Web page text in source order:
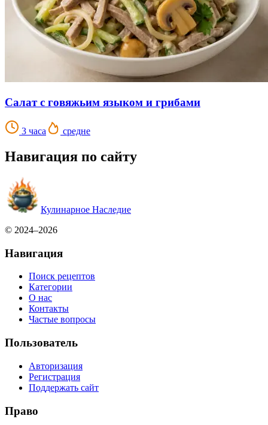
Салат с говяжьим языком и грибами
3 часа средне
Навигация по сайту
Кулинарное Наследие
© 2024–2026
Навигация
Поиск рецептов
Категории
О нас
Контакты
Частые вопросы
Пользователь
Авторизация
Регистрация
Поддержать сайт
Право